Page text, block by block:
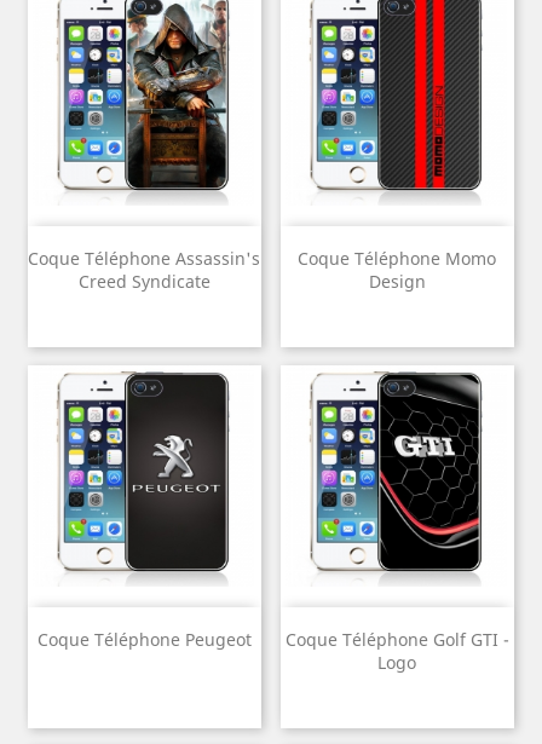
Coque Téléphone Assassin's
Creed Syndicate
Coque Téléphone Momo
Design
Coque Téléphone Peugeot
Coque Téléphone Golf GTI -
Logo